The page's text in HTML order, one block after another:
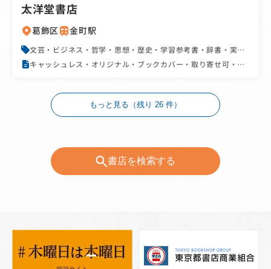
太洋堂書店
葛飾区 金町駅
文芸・ビジネス・哲学・思想・歴史・学習参考書・辞書・実用
誌・コミック
キャッシュレス・オリジナル・ブックカバー・取り寄せ可・配
もっと見る（残り 26 件）
書店を検索する